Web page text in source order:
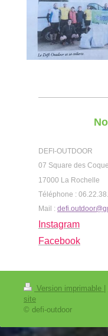
DEFI-OUTDOOR
07 Square des
17000 La Rochelle
Téléphone :
Mail :
Instagram
Facebook
Version imprimable
site
© defi-outdoor